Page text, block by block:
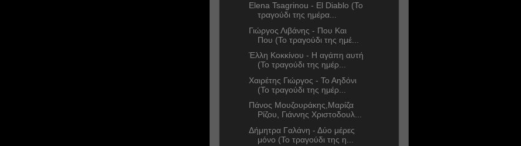
Elena Tsagrinou - El Diablo (Το
τραγούδι της ημέρα...
Γιώργος Λιβάνης - Που Και
Που (Το τραγούδι της ημέ...
Έλλη Κοκκίνου - Η αγάπη αυτή
(Το τραγούδι της ημέρ...
Χαιρέτης Γιώργος - Το Αηδόνι
(Το τραγούδι της ημέρ...
Πάνος Μουζουράκης,Μαρίζα
Ρίζου, Γιάννης Χριστοδουλ...
Δήμητρα Γαλάνη - Δύο μέρες
μόνο (Το τραγούδι της η...